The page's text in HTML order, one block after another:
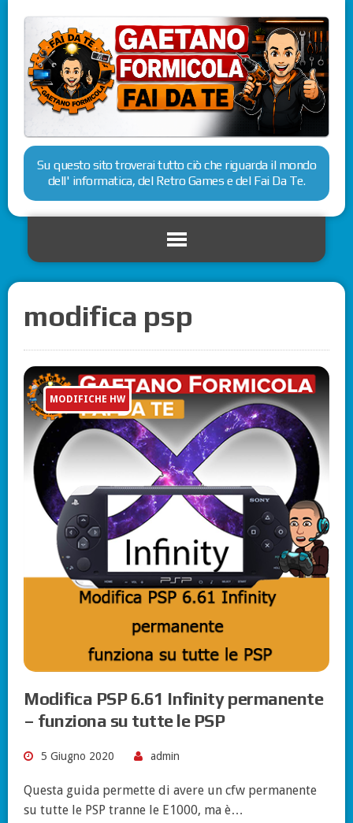
Su questo sito troverai tutto ciò che riguarda il mondo
dell' informatica, del Retro Games e del Fai Da Te.
modifica psp
MODIFICHE HW
Modifica PSP 6.61 Infinity permanente
– funziona su tutte le PSP
5 Giugno 2020 admin
Questa guida permette di avere un cfw permanente
su tutte le PSP tranne le E1000, ma è…